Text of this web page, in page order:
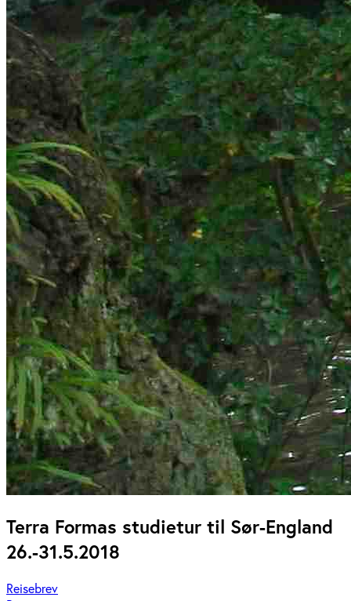
Terra Formas studietur til Sør-England
26.-31.5.2018
Reisebrev